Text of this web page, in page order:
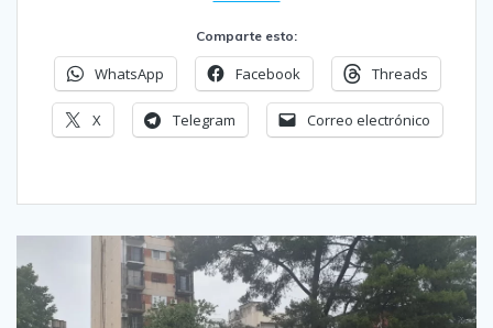
Comparte esto:
WhatsApp Facebook Threads
X Telegram Correo electrónico